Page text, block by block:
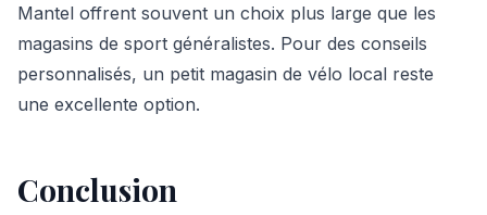
Mantel offrent souvent un choix plus large que les
magasins de sport généralistes. Pour des conseils
personnalisés, un petit magasin de vélo local reste
une excellente option.
Conclusion